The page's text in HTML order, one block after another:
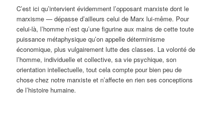
C’est ici qu’intervient évidemment l’opposant marxiste dont le
marxisme — dépasse d’ailleurs celui de Marx lui-même. Pour
celui-là, l’homme n’est qu’une figurine aux mains de cette toute
puissance métaphysique qu’on appelle déterminisme
économique, plus vulgairement lutte des classes. La volonté de
l’homme, individuelle et collective, sa vie psychique, son
orientation intellectuelle, tout cela compte pour bien peu de
chose chez notre marxiste et n’affecte en rien ses conceptions
de l’histoire humaine.